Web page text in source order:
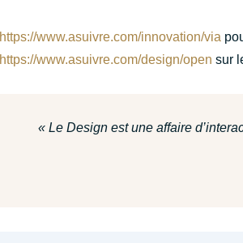
https://www.asuivre.com/innovation/via
https://www.asuivre.com/design/open sur
« Le Design est une affaire